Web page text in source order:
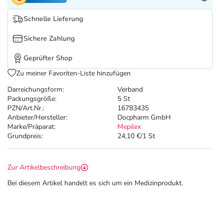
Vitamine & Mineralstoffe
Marken
Darreichungsform:
Verband
Packungsgröße:
5 St
PZN/Art.Nr.:
16783435
Anbieter/Hersteller:
Docpharm GmbH
Marke/Präparat:
Mepilex
Grundpreis:
24,10 €/1 St
Schnelle Lieferung
Sichere Zahlung
Geprüfter Shop
Zu meiner Favoriten-Liste hinzufügen
Zur Artikelbeschreibung
Bei diesem Artikel handelt es sich um ein Medizinprodukt.